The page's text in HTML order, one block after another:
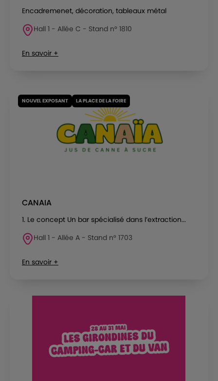
Encadremenet, décoration, tableaux métal
Hall 1 - Allée C - Stand n° 1810
En savoir +
NOUVEL EXPOSANT LA PLACE DE LA FOIRE
CANAIA
1. Le concept Un bar spécialisé dans l’extraction...
Hall 1 - Allée A - Stand n° 1703
En savoir +